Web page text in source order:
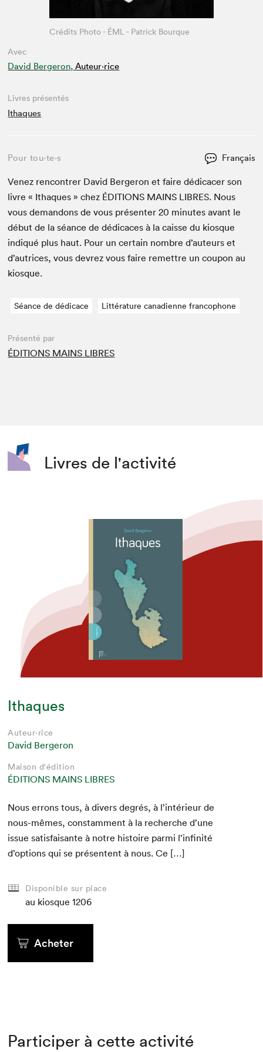
Avec
David Bergeron, Auteur·rice
Crédits Photo - ÉML - Patrick Bourque
Livres présentés
Ithaques
Pour tou⋅te⋅s Français
Venez ren­con­tr­er David Berg­eron et faire dédi­cac­er son
livre « Ithaques » chez ÉDI­TIONS MAINS LIBRES. Nous
vous deman­dons de vous présen­ter20 min­utes avant le
début de la séance de dédi­caces à la caisse du kiosque
indiqué plus haut. Pour un cer­tain nom­bre d’auteurs et
d’autrices, vous devrez vous faire remet­tre un coupon au
kiosque.
Séance de dédicace Littérature canadienne francophone
Présenté par
ÉDITIONS MAINS LIBRES
Livres de l'activité
Ithaques
Auteur·rice
David Bergeron
Maison d'édition
ÉDITIONS MAINS LIBRES
Nous errons tous, à divers degrés, à l’intérieur de
nous-mêmes, con­stam­ment à la recherche d’une
issue sat­is­faisante à notre his­toire par­mi l’infinité
d’options qui se présen­tent à nous. Ce […]
Disponible sur place
au kiosque 1206
Acheter
Participer à cette activité